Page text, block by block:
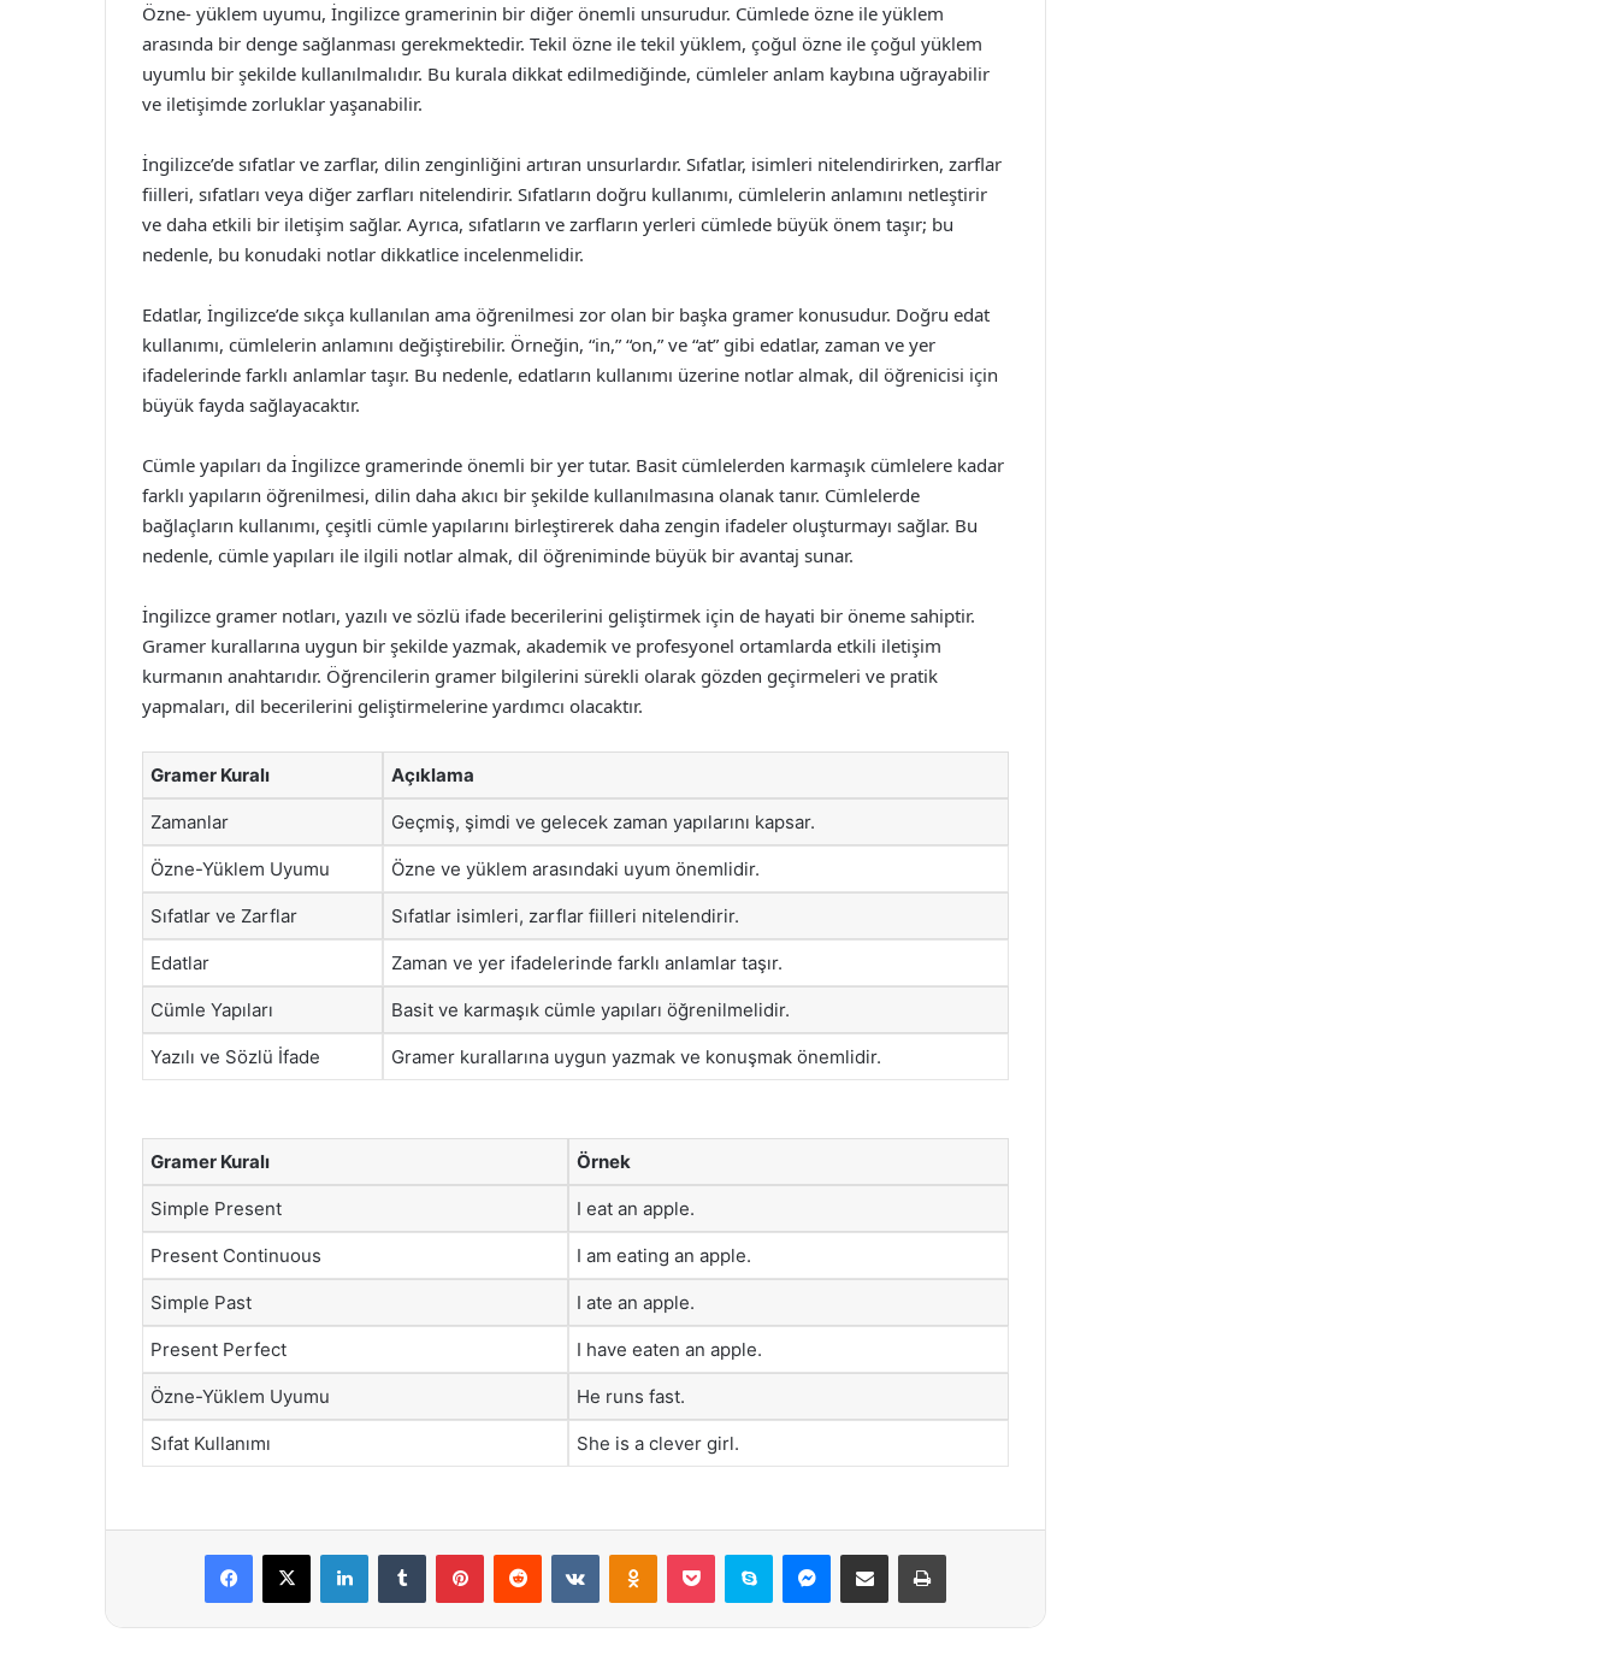
Özne- yüklem uyumu, İngilizce gramerinin bir diğer önemli unsurudur. Cümlede özne ile yüklem
arasında bir denge sağlanması gerekmektedir. Tekil özne ile tekil yüklem, çoğul özne ile çoğul yüklem
uyumlu bir şekilde kullanılmalıdır. Bu kurala dikkat edilmediğinde, cümleler anlam kaybına uğrayabilir
ve iletişimde zorluklar yaşanabilir.
İngilizce’de sıfatlar ve zarflar, dilin zenginliğini artıran unsurlardır. Sıfatlar, isimleri nitelendirirken, zarflar
fiilleri, sıfatları veya diğer zarfları nitelendirir. Sıfatların doğru kullanımı, cümlelerin anlamını netleştirir
ve daha etkili bir iletişim sağlar. Ayrıca, sıfatların ve zarfların yerleri cümlede büyük önem taşır; bu
nedenle, bu konudaki notlar dikkatlice incelenmelidir.
Edatlar, İngilizce’de sıkça kullanılan ama öğrenilmesi zor olan bir başka gramer konusudur. Doğru edat
kullanımı, cümlelerin anlamını değiştirebilir. Örneğin, “in,” “on,” ve “at” gibi edatlar, zaman ve yer
ifadelerinde farklı anlamlar taşır. Bu nedenle, edatların kullanımı üzerine notlar almak, dil öğrenicisi için
büyük fayda sağlayacaktır.
Cümle yapıları da İngilizce gramerinde önemli bir yer tutar. Basit cümlelerden karmaşık cümlelere kadar
farklı yapıların öğrenilmesi, dilin daha akıcı bir şekilde kullanılmasına olanak tanır. Cümlelerde
bağlaçların kullanımı, çeşitli cümle yapılarını birleştirerek daha zengin ifadeler oluşturmayı sağlar. Bu
nedenle, cümle yapıları ile ilgili notlar almak, dil öğreniminde büyük bir avantaj sunar.
İngilizce gramer notları, yazılı ve sözlü ifade becerilerini geliştirmek için de hayati bir öneme sahiptir.
Gramer kurallarına uygun bir şekilde yazmak, akademik ve profesyonel ortamlarda etkili iletişim
kurmanın anahtarıdır. Öğrencilerin gramer bilgilerini sürekli olarak gözden geçirmeleri ve pratik
yapmaları, dil becerilerini geliştirmelerine yardımcı olacaktır.
Gramer Kuralı Açıklama
Zamanlar Geçmiş, şimdi ve gelecek zaman yapılarını kapsar.
Özne-Yüklem Uyumu Özne ve yüklem arasındaki uyum önemlidir.
Sıfatlar ve Zarflar Sıfatlar isimleri, zarflar fiilleri nitelendirir.
Edatlar Zaman ve yer ifadelerinde farklı anlamlar taşır.
Cümle Yapıları Basit ve karmaşık cümle yapıları öğrenilmelidir.
Yazılı ve Sözlü İfade Gramer kurallarına uygun yazmak ve konuşmak önemlidir.
Gramer Kuralı Örnek
Simple Present I eat an apple.
Present Continuous I am eating an apple.
Simple Past I ate an apple.
Present Perfect I have eaten an apple.
Özne-Yüklem Uyumu He runs fast.
Sıfat Kullanımı She is a clever girl.
Facebook
X LinkedInTumblr PinterestReddit VKontakteOdnoklassniki
Pocket Skype Messenger
E-Posta ile paylaş Yazdır